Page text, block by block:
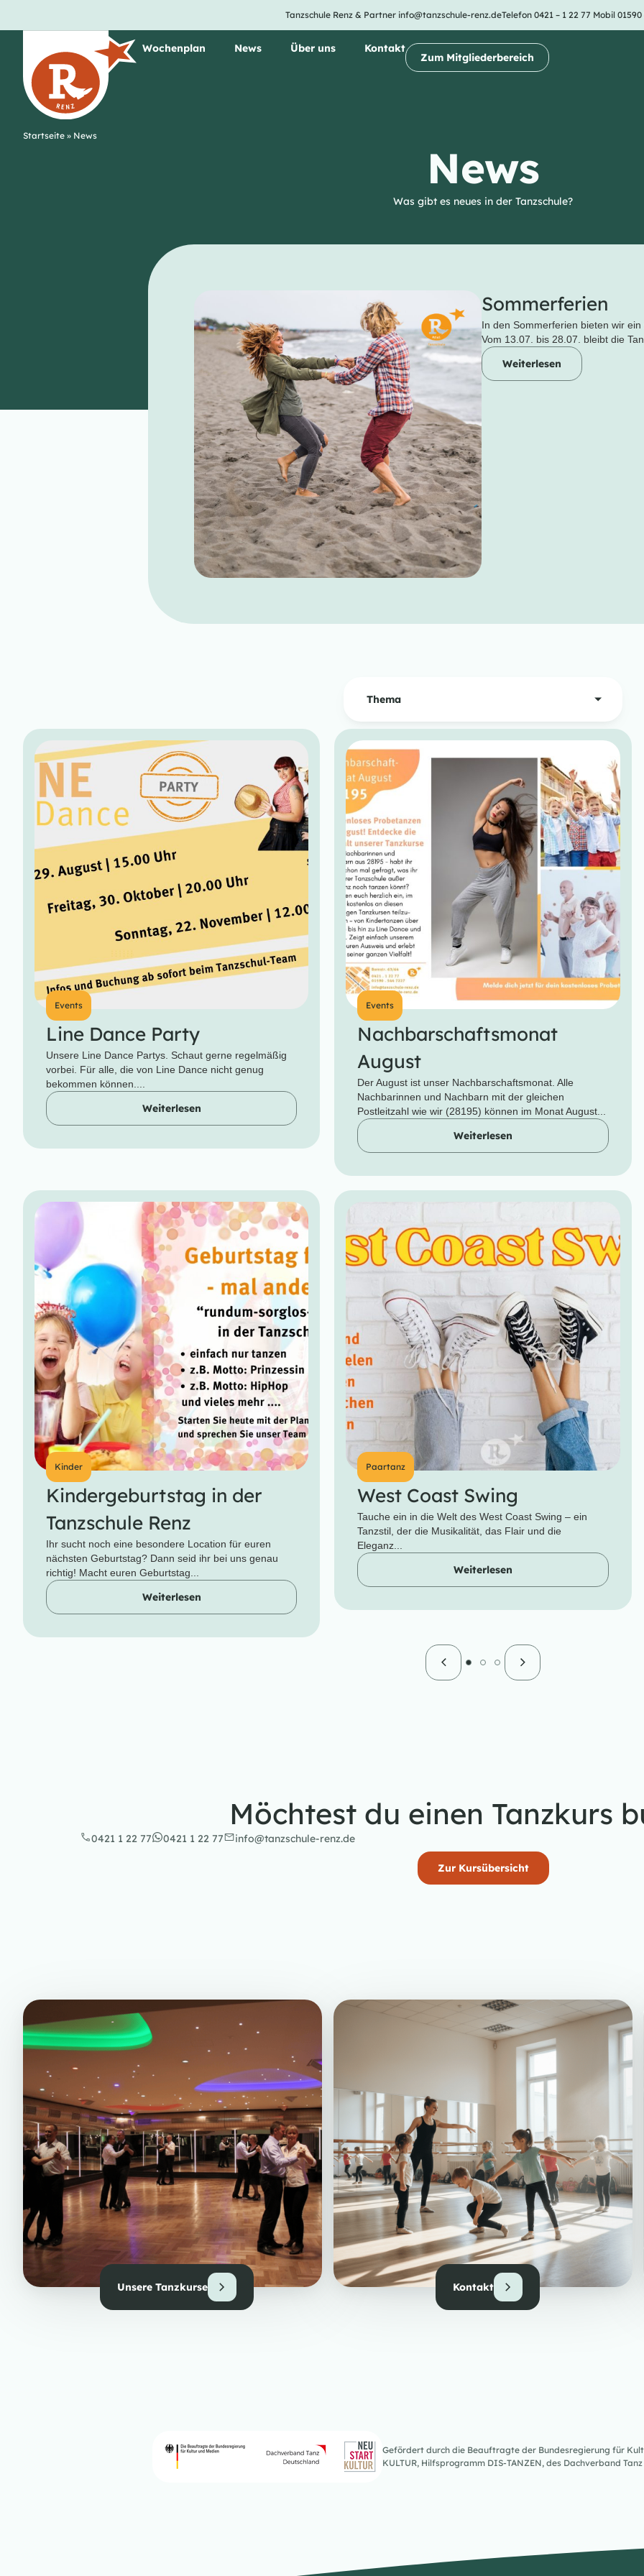
Tanzschule Renz & Partnerinfo@tanzschule-renz.deTelefon 0421 – 1 22 77 Mobil 01590
Unsere Tanzkurse Wochenplan News Über uns Kontakt
Zum Mitgliederbereich
Startseite » News
News
Was gibt es neues in der Tanzschule?
Sommerferien
In den Sommerferien bieten wir
Vom 13.07. bis 28.07. bleibt die
Weiterlesen
Thema
Events
Line Dance Party
Unsere Line Dance Partys. Schaut gerne regelmäßig
vorbei. Für alle, die von Line Dance nicht genug
bekommen können....
Weiterlesen
Events
Nachbarschaftsmonat
August
Der August ist unser Nachbarschaftsmonat. Alle
Nachbarinnen und Nachbarn mit der gleichen
Postleitzahl wie wir (28195) können im Monat August...
Weiterlesen
Kinder
Kindergeburtstag in der
Tanzschule Renz
Ihr sucht noch eine besondere Location für euren
nächsten Geburtstag? Dann seid ihr bei uns genau
richtig! Macht euren Geburtstag...
Weiterlesen
Paartanz
West Coast Swing
Tauche ein in die Welt des West Coast Swing – ein
Tanzstil, der die Musikalität, das Flair und die
Eleganz...
Weiterlesen
Möchtest du einen Tanzkurs
0421 1 22 77 0421 1 22 77 info@tanzschule-renz.de
Zur Kursübersicht
Unsere Tanzkurse Kontakt
Gefördert durch die Beauftragte der Bundesregierung für
KULTUR, Hilfsprogramm DIS-TANZEN, des Dachverband